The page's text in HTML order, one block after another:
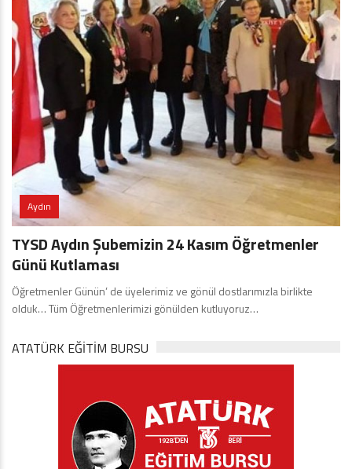
Aydın
TYSD Aydın Şubemizin 24 Kasım Öğretmenler
Günü Kutlaması
Öğretmenler Günün’ de üyelerimiz ve gönül dostlarımızla birlikte
olduk… Tüm Öğretmenlerimizi gönülden kutluyoruz…
ATATÜRK EĞITIM BURSU